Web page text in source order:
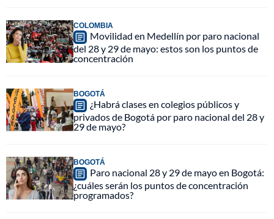
COLOMBIA
Movilidad en Medellín por paro nacional
del 28 y 29 de mayo: estos son los puntos de
concentración
BOGOTÁ
¿Habrá clases en colegios públicos y
privados de Bogotá por paro nacional del 28 y
29 de mayo?
BOGOTÁ
Paro nacional 28 y 29 de mayo en Bogotá:
¿cuáles serán los puntos de concentración
programados?